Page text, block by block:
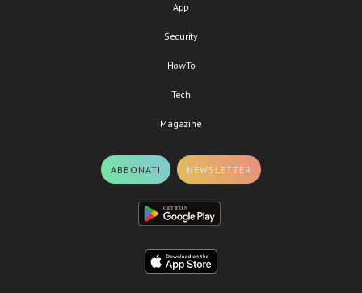
App
Security
HowTo
Tech
Magazine
ABBONATI NEWSLETTER